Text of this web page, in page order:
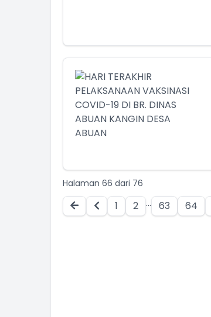
Halaman 66 dari 76
1 2 ... 63 64